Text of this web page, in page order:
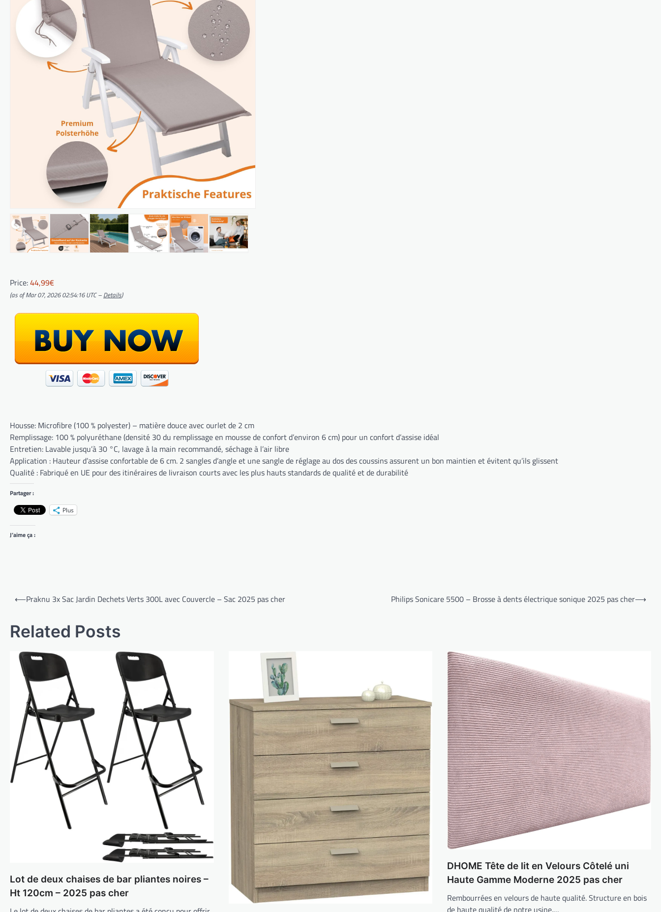
Price:44,99€
(as of Mar 07, 2026 02:54:16 UTC – Details)
Housse: Microfibre (100 % polyester) – matière douce avec ourlet de 2 cm
Remplissage: 100 % polyuréthane (densité 30 du remplissage en mousse de confort d’environ 6 cm) pour un confort d’assise idéal
Entretien: Lavable jusqu’à 30 °C, lavage à la main recommandé, séchage à l’air libre
Application : Hauteur d’assise confortable de 6 cm. 2 sangles d’angle et une sangle de réglage au dos des coussins assurent un bon maintien et évitent qu’ils glissent
Qualité : Fabriqué en UE pour des itinéraires de livraison courts avec les plus hauts standards de qualité et de durabilité
Partager :
Plus
J’aime ça :
Navigation
l’article
⟵Praknu 3x Sac Jardin Dechets Verts 300L avec Couvercle – Sac 2025 pas cher Philips Sonicare 5500 – Brosse à dents électrique sonique 2025 pas cher⟶
Related Posts
Lot de deux chaises de bar pliantes noires –
Ht 120cm – 2025 pas cher
DHOME Tête de lit en Velours Côtelé uni
Haute Gamme Moderne 2025 pas cher
Rembourrées en velours de haute qualité. Structure en bois
de haute qualité de notre usine.…